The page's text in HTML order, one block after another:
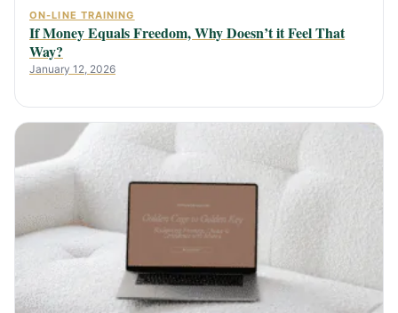
ON-LINE TRAINING
If Money Equals Freedom, Why Doesn’t it Feel That
Way?
January 12, 2026